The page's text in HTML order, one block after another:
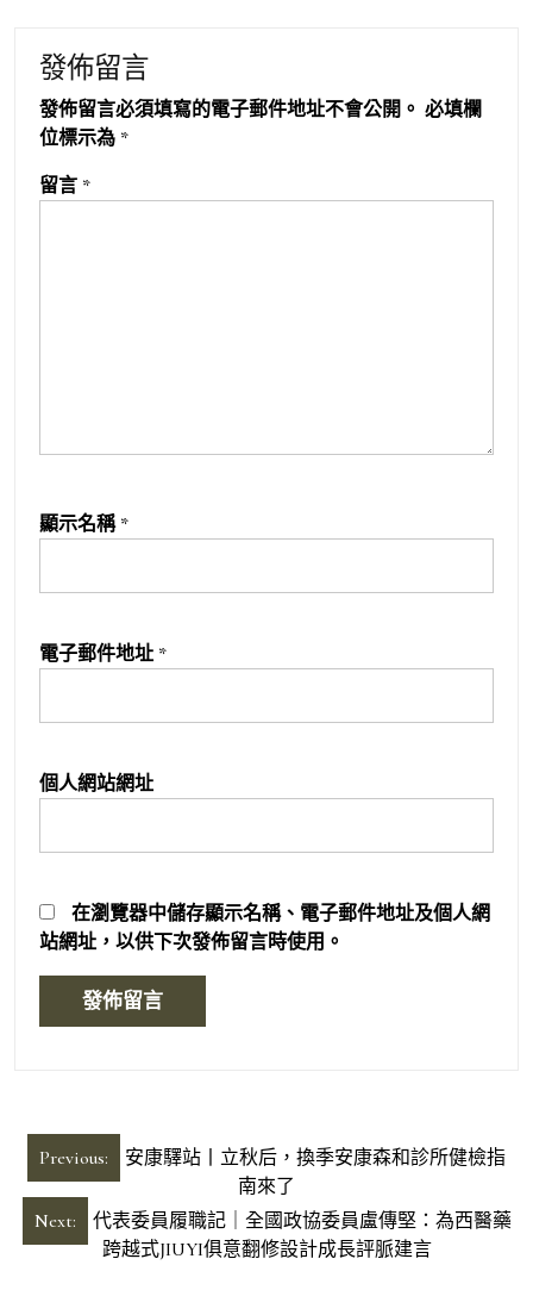
發佈留言
發佈留言必須填寫的電子郵件地址不會公開。 必填欄
位標示為 *
留言 *
顯示名稱 *
電子郵件地址 *
個人網站網址
在瀏覽器中儲存顯示名稱、電子郵件地址及個人網
站網址，以供下次發佈留言時使用。
文
章
導
Previous:
安康驛站丨立秋后，換季安康森和診所健檢指
南來了
Next:
代表委員履職記｜全國政協委員盧傳堅：為西醫藥
跨越式JIUYI俱意翻修設計成長評脈建言